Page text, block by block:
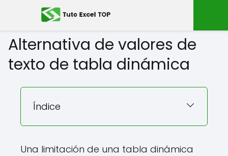
Alternativa de valores de
texto de tabla dinámica
Índice
Una limitación de una tabla dinámica